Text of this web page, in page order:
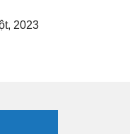
2023